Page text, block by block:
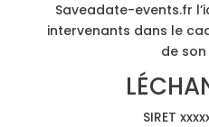
Saveadate-events.fr
intervenants dans le
de son
SIRET